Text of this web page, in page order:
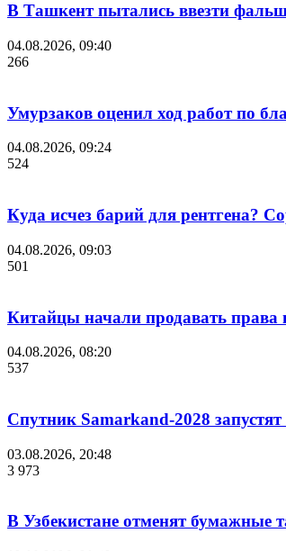
В Ташкент пытались ввезти
04.08.2026, 09:40
266
Умурзаков оценил ход работ по
04.08.2026, 09:24
524
Куда исчез барий для рентгена?
04.08.2026, 09:03
501
Китайцы начали продавать права
04.08.2026, 08:20
537
Спутник Samarkand-2028
03.08.2026, 20:48
3 973
В Узбекистане отменят бумажные